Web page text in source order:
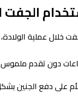
الجفت
خلال عملية
دون تقدم
على دفع الجنين